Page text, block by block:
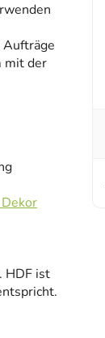
mit der
HDF ist